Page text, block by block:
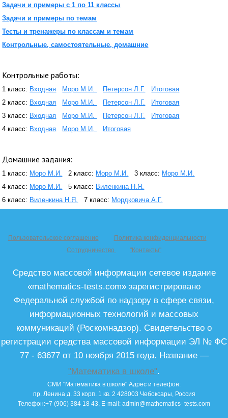
Задачи и примеры с 1 по 11 классы
Задачи и примеры по темам
Тесты и тренажеры по классам и темам
Контрольные, самостоятельные, домашние
Контрольные работы:
1 класс: Входная Моро М.И. Петерсон Л.Г.
Итоговая
2 класс: Входная Моро М.И. Петерсон Л.Г.
Итоговая
3 класс: Входная Моро М.И. Петерсон Л.Г.
Итоговая
4 класс: Входная Моро М.И. Итоговая
Домашние задания:
1 класс: Моро М.И. 2 класс: Моро М.И. 3 класс: Моро М.И.
4 класс: Моро М.И. 5 класс: Виленкина Н.Я.
6 класс: Виленкина Н.Я. 7 класс: Мордковича А.Г.
Пользовательское соглашение
Политика конфиденциальности
Сотрудничество
"Контакты"
Средство массовой информации сетевое издание
«mathematics-tests.com» зарегистрировано
Федеральной службой по надзору в сфере связи,
информационных технологий и массовых
коммуникаций (Роскомнадзор). Свидетельство о
регистрации средства массовой информации ЭЛ № ФС
77 - 63677 от 10 ноября 2015 года. Название —
"Математика в школе".
СМИ "Математика в школе" Адрес и телефон:
пр. Ленина д. 33 корп. 1 кв. 2 428003 Чебоксары, Россия
Телефон:+7 (906) 384 18 43, E-mail: admin@mathematics- tests.com